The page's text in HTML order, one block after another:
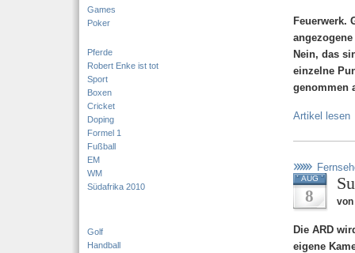
Games
Poker
Pferde
Robert Enke ist tot
Sport
Boxen
Cricket
Doping
Formel 1
Fußball
EM
WM
Südafrika 2010
Golf
Handball
Feuerwerk.
Nein, das
einzelne
genommen
Artikel lesen
AUG
8 von
Die ARD
eigene